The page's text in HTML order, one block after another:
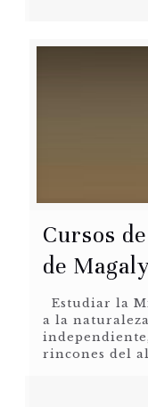
Cursos
de
Estudiar la
a la
rincones del